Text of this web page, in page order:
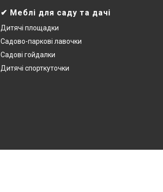
✔ Меблі для саду та дачі
Дитячі площадки
Садово-паркові лавочки
Садові гойдалки
Дитячі спорткуточки